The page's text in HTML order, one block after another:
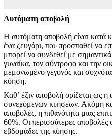
Αυτόματη αποβολή
Η αυτόματη αποβολή είναι κατά
ένα ζευγάρι, που προσπαθεί να
μπορεί να συνδεθεί με
γυναίκα, τον σύντροφο και την
μεμονωμένο γεγονός και
κύηση.
Καθ’ έξιν αποβολή ορίζεται ως
συνεχόμενων κυήσεων. Ακόμη
αποβολές, η πιθανότητα μιας
60%. Οι περισσότερες αποβολές
εβδομάδες της κύησης.